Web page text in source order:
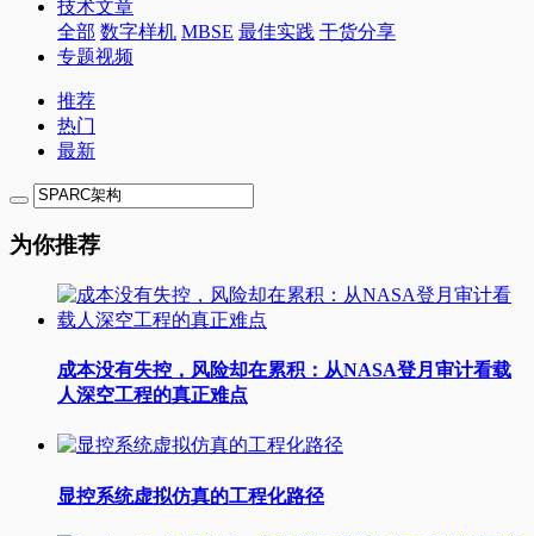
技术文章
全部 数字样机 MBSE 最佳实践 干货分享
专题视频
推荐
热门
最新
为你推荐
成本没有失控，风险却在累积：从NASA登月审计看载
人深空工程的真正难点
显控系统虚拟仿真的工程化路径